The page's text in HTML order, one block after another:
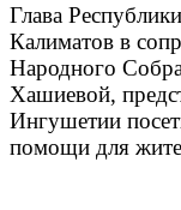
Глава
Калиматов в
Народного
Хашиевой,
Ингушетии
помощи для